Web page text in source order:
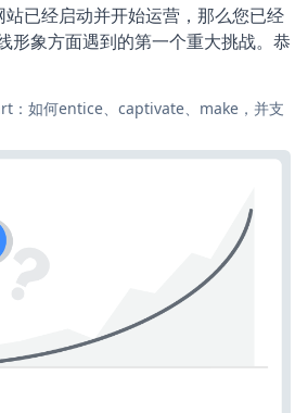
已经启动并开始运营，那么您已经
形象方面遇到的第一个重大挑战。恭
：如何entice、captivate、make，并支